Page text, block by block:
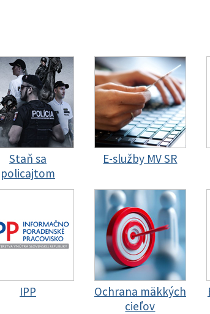
Staň sa
policajtom
E-služby MV SR
IPP
Ochrana mäkkých
cieľov